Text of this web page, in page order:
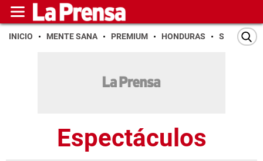
INICIO MENTE SANA PREMIUM HONDURAS SAN PEDRO
Espectáculos